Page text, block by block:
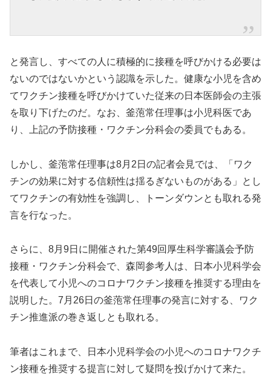
と発言し、すべての人に積極的に接種を呼びかける必要は
ないのではないかという認識を示した。健康な小児を含め
てワクチン接種を呼びかけていた従来の日本医師会の主張
を取り下げたのだ。なお、釜萢常任理事は小児科医であ
り、上記の予防接種・ワクチン分科会の委員でもある。
しかし、釜萢常任理事は8月2日の記者会見では、「ワク
チンの効果に対する信頼性は揺るぎないものがある」とし
てワクチンの有効性を強調し、トーンダウンとも取れる発
言を行なった。
さらに、8月9日に開催された第49回厚生科学審議会予防
接種・ワクチン分科会で、森岡参考人は、日本小児科学会
を代表して小児へのコロナワクチン接種を推奨する理由を
説明した。7月26日の釜萢常任理事の発言に対する、ワク
チン推進派の巻き返しとも取れる。
筆者はこれまで、日本小児科学会の小児へのコロナワクチ
ン接種を推奨する提言に対して疑問を投げかけて来た。